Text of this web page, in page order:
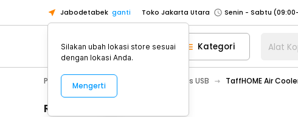
Jabodetabek ganti Toko Jakarta Utara
Toko Tangerang
Toko Cikupa
Pick n Go Jakarta Barat
Senin - Jumat
Pick n Go Bekasi
Senin - Jumat (08:00 -
Senin - Jumat (08:00 -
Kategori Alat
PC & Laptop Aksesoris USB Kipas USB TaffHOME Air
Rincian Produk
Silakan ubah lokasi store sesuai
dengan lokasi Anda.
Mengerti